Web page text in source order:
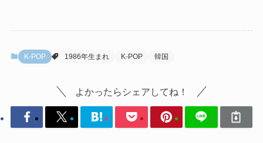
K-POP 1986年生まれ K-POP 韓国
よかったらシェアしてね！